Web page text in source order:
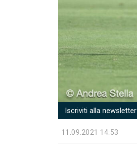
Iscriviti alla newsletter
11.09.2021 14:53